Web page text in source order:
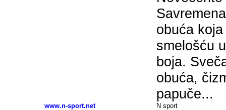
obuća
smelošću
boja.
obuća,
papuče...
www.n-sport.net N sport